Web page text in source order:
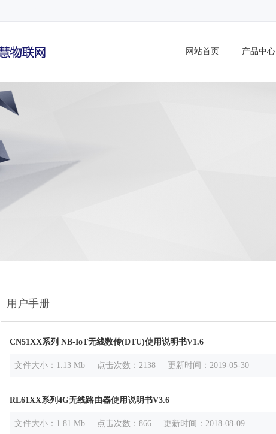
网站首页 产品中心
用户手册
CN51XX系列 NB-IoT无线数传(DTU)使用说明书V1.6
文件大小 ：1.13 Mb 点击次数 ：2138 更新时间 ：2019-05-30
RL61XX系列4G无线路由器使用说明书V3.6
文件大小 ：1.81 Mb 点击次数 ：866 更新时间 ：2018-08-09